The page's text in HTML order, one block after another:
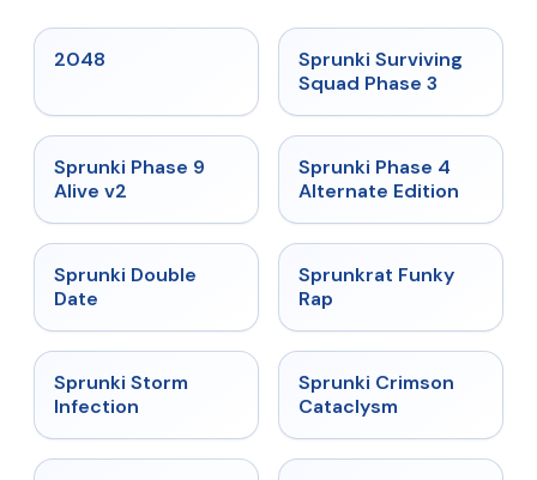
2048 ★ 4.7
Sprunki Surviving
Squad Phase 3
★
Sprunki Phase 9
Alive v2
★
Sprunki Phase 4
Alternate Edition
★
Sprunki Double
Date
★ 4.7
Sprunkrat Funky
Rap
★
Sprunki Storm
Infection
★ 4.7
Sprunki Crimson
Cataclysm